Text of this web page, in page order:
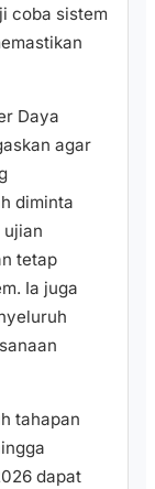
coba sistem
Daya
agar
diminta
ujian
tetap
Ia juga
tahapan
dapat